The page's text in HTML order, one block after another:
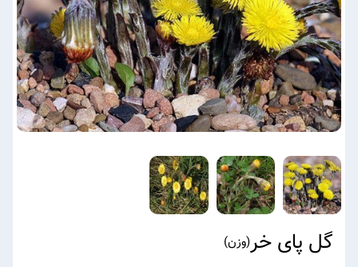
گل پای خر(وزن)